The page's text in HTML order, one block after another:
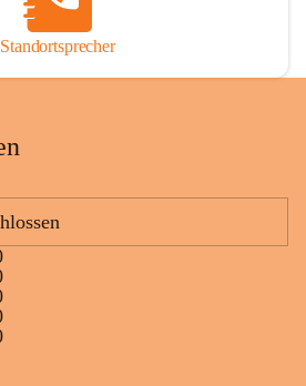
Standortsprecher